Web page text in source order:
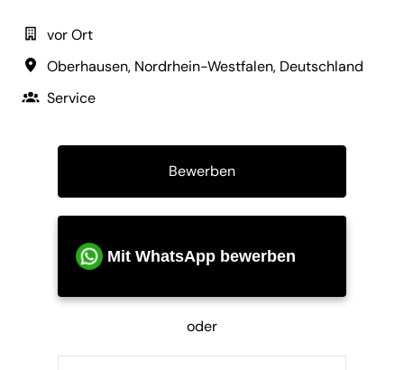
vor Ort
Oberhausen, Nordrhein-Westfalen, Deutschland
Service
Bewerben
Mit WhatsApp bewerben
oder